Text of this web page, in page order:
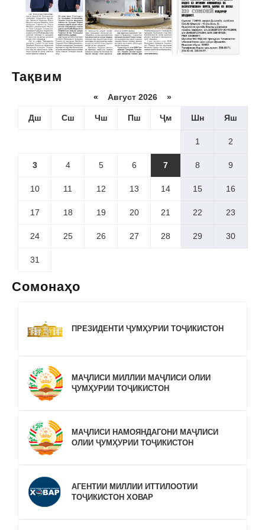
Тақвим
« Август 2026 »
Дш Сш Чш Пш Ҷм Шн Яш
1 2
3 4 5 6 7 8 9
10 11 12 13 14 15 16
17 18 19 20 21 22 23
24 25 26 27 28 29 30
31
Сомонаҳо
ПРЕЗИДЕНТИ ҶУМҲУРИИ ТОҶИКИСТОН
МАҶЛИСИ МИЛЛИИ МАҶЛИСИ ОЛИИ
ҶУМҲУРИИ ТОҶИКИСТОН
МАҶЛИСИ НАМОЯНДАГОНИ МАҶЛИСИ
ОЛИИ ҶУМҲУРИИ ТОҶИКИСТОН
АГЕНТИИ МИЛЛИИ ИТТИЛООТИИ
ТОҶИКИСТОН ХОВАР